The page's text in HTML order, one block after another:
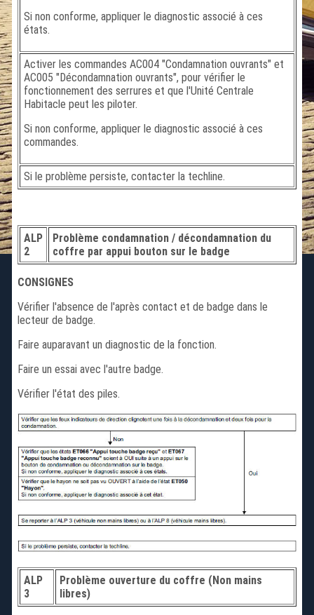
Si non conforme, appliquer le diagnostic associé à ces
états.
Activer les commandes AC004 "Condamnation ouvrants" et
AC005 "Décondamnation ouvrants", pour vérifier le
fonctionnement des serrures et que l'Unité Centrale
Habitacle peut les piloter.
Si non conforme, appliquer le diagnostic associé à ces
commandes.
Si le problème persiste, contacter la techline.
ALP
2
Problème condamnation / décondamnation du
coffre par appui bouton sur le badge
CONSIGNES
Vérifier l'absence de l'après contact et de badge dans le
lecteur de badge.
Faire auparavant un diagnostic de la fonction.
Faire un essai avec l'autre badge.
Vérifier l'état des piles.
ALP
3
Problème ouverture du coffre (Non mains
libres)